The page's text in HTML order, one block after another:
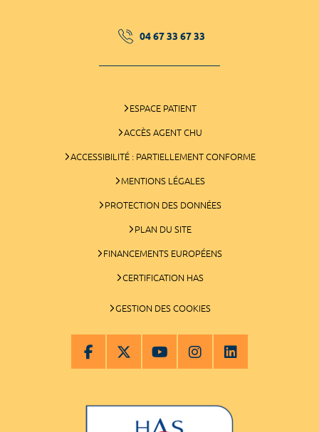
04 67 33 67 33
ESPACE PATIENT
ACCÈS AGENT CHU
ACCESSIBILITÉ : PARTIELLEMENT CONFORME
MENTIONS LÉGALES
PROTECTION DES DONNÉES
PLAN DU SITE
FINANCEMENTS EUROPÉENS
CERTIFICATION HAS
GESTION DES COOKIES